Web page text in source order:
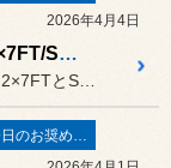
2026年4月4日
CX-30にRAYS HOMURA 2×7FT/SEIBERLING SL201装着
今日のお奨め商品!